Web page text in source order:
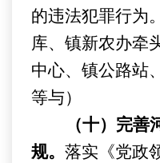
的违法犯罪行为。
库、镇新农办牵
中心、 镇公路站、
等与）
（十）完
规。 落实《党政